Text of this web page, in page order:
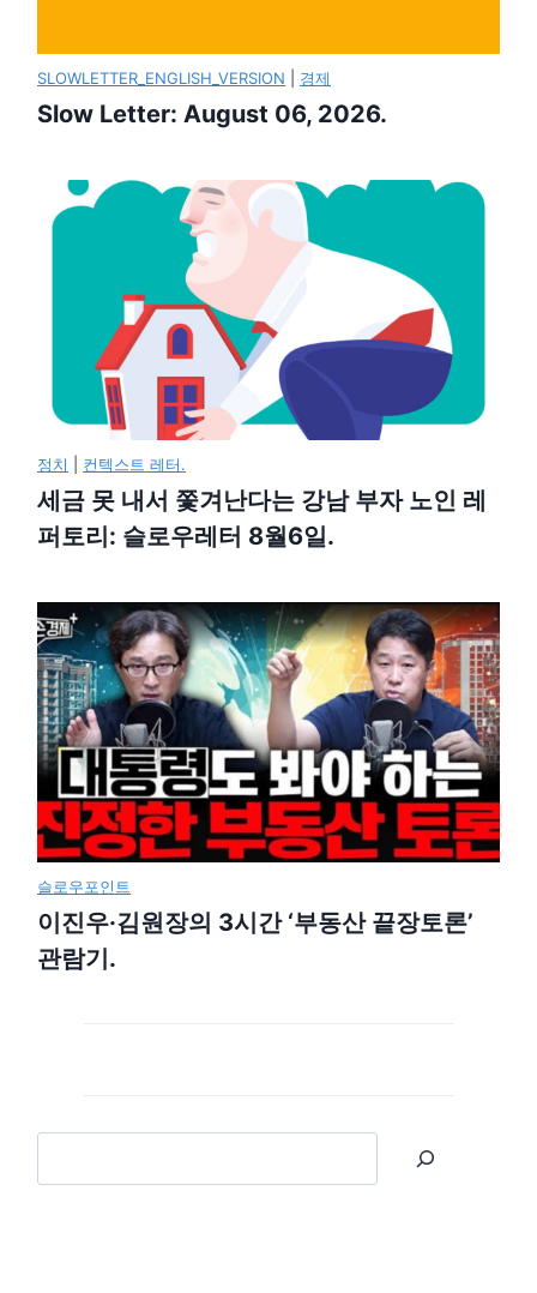
SLOWLETTER_ENGLISH_VERSION 경제
Slow Letter: August 06, 2026.
정치 컨텍스트 레터.
세금 못 내서 쫓겨난다는 강남 부자 노인 레
퍼토리: 슬로우레터 8월6일.
슬로우포인트
이진우·김원장의 3시간 ‘부동산 끝장토론’
관람기.